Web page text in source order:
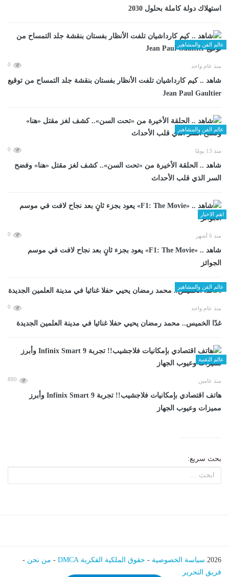
استهلاك دولة كاملة بحلول 2030
عالم الفن والمشاهير
منذ عام واحد 0
شاهد .. كيم كارداشيان تلفت الأنظار بفستان بنقشة جلد التمساح من توقيع
Jean Paul Gaultier
عالم الفن والمشاهير
منذ 13 يومًا 0
شاهد .. الحلقة الأخيرة من «تحت السن».. كشف لغز مقتل «هنا» وفضح
السر الذي قلب الأحداث
اهم الاخبار
منذ 6 أشهر 0
شاهد .. «F1: The Movie» يعود بجزء ثانٍ بعد نجاح لافت في موسم
الجوائز
عالم الفن والمشاهير
منذ عام واحد 0
غدًا الخميس.. محمد رمضان يحيي حفلا غنائيا في مدينة العلمين الجديدة
عالم التقنية
منذ عامين 880
هاتف اقتصادي بإمكانيات فلاجشيب!! تجربة Infinix Smart 9 وأبرز
مميزات وعيوب الجهاز
بحث سريع:
2026 سياسة الخصوصية - حقوق الملكية الفكرية DMCA - من نحن -
فريق التحرير